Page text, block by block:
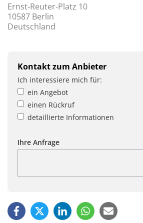
Ernst-Reuter-Platz 10
10587 Berlin
Deutschland
Kontakt zum Anbieter
Ich interessiere mich für:
ein Angebot
einen Rückruf
detaillierte Informationen
Ihre Anfrage